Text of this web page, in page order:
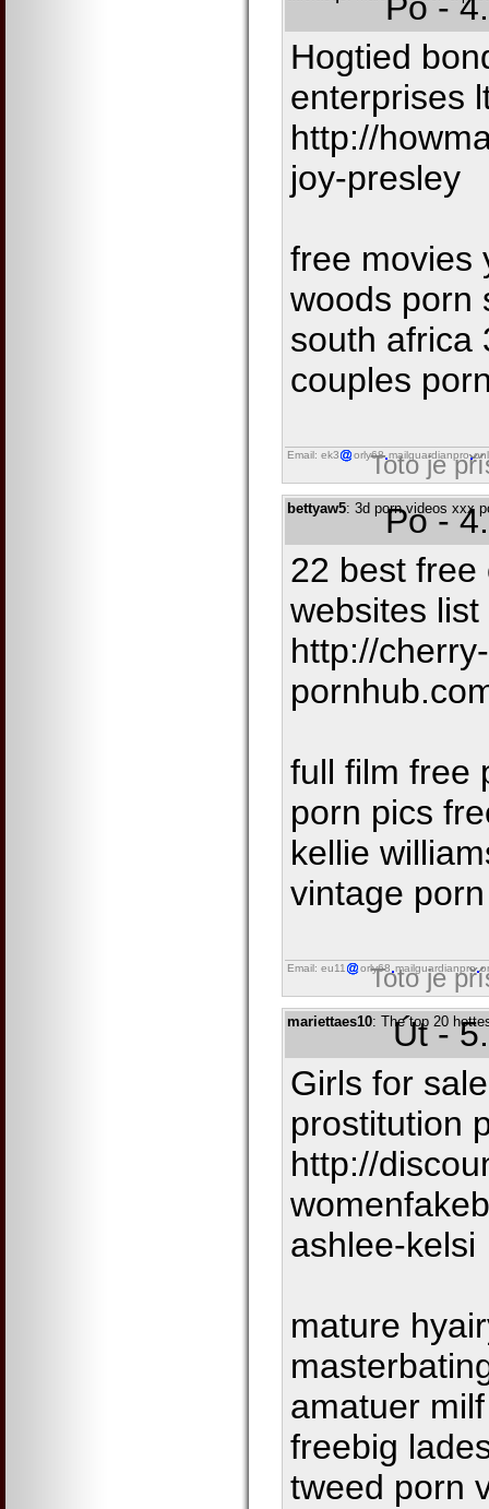
Po -
Hogtied
enterprises
http://
joy-presley
free movies
woods porn
south africa
couples
Email: ek3 orly68 mailguardianpro
Toto je
bettyaw5: 3d porn videos xxx
Po -
22 best free
websites
http://
full film free
porn pics
kellie
vintage
Email: eu11 orly68 mailguardianpro
Toto je
mariettaes10: The top 20
Út -
Girls for
prostitution
http://
ashlee-kelsi
mature
amatuer
freebig
tweed porn